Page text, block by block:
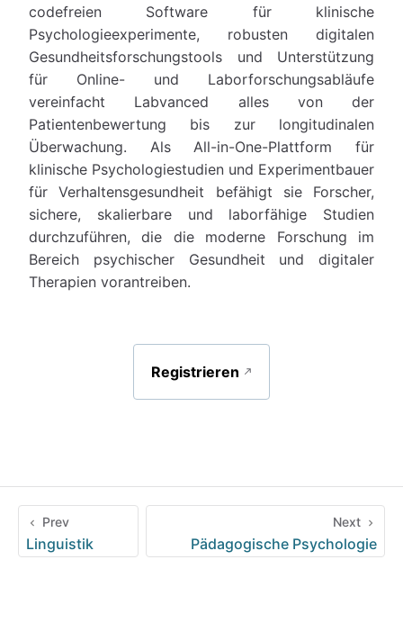
codefreien Software für klinische
Psychologieexperimente, robusten digitalen
Gesundheitsforschungstools und Unterstützung
für Online- und Laborforschungsabläufe
vereinfacht Labvanced alles von der
Patientenbewertung bis zur longitudinalen
Überwachung. Als All-in-One-Plattform für
klinische Psychologiestudien und Experimentbauer
für Verhaltensgesundheit befähigt sie Forscher,
sichere, skalierbare und laborfähige Studien
durchzuführen, die die moderne Forschung im
Bereich psychischer Gesundheit und digitaler
Therapien vorantreiben.
Registrieren
Prev
Linguistik
Next
Pädagogische Psychologie